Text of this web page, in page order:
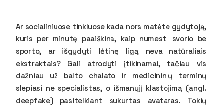
Ar socialiniuose tinkluose kada nors matėte gydytoją,
kuris per minutę paaiškina, kaip numesti svorio be
sporto, ar išgydyti lėtinę ligą neva natūraliais
ekstraktais? Gali atrodyti įtikinamai, tačiau vis
dažniau už balto chalato ir medicininių terminų
slepiasi ne specialistas, o išmanųjį klastojimą (angl.
deepfake) pasitelkiant sukurtas avataras. Tokių